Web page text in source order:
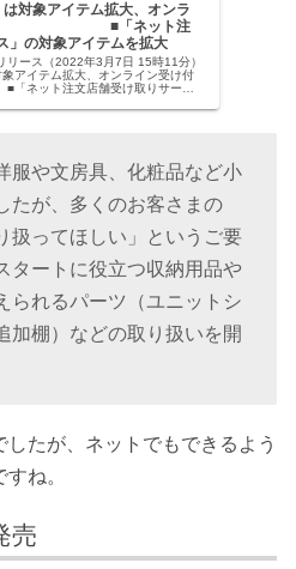
対象アイテム拡大、オンラ
始 ■「ネット注
」の対象アイテムを拡大
リース（2022年3月7日 15時11分）
アイテム拡大、オンライン受け付
文店舗受け取りサービ
服や文房具、化粧品など小
たが、多くのお客さまの
扱ってほしい」というご要
タートに役立つ収納用品や
られるパーツ（ユニットシ
加棚）などの取り扱いを開
たが、ネットでもできるよう
ね。
売